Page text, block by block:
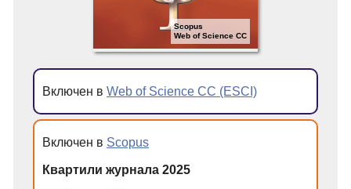
Scopus
Web of Science CC
Включен в Web of Science CC (ESCI)
Включен в Scopus
Квартили журнала 2025